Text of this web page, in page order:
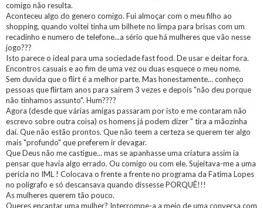
comigo não resulta.
Aconteceu algo do genero comigo. Fui almoçar com o meu filho ao
shopping, quando voltei tinha um bilhete no limpa para brisas com um
recadinho e numero de telefone...a sério que há mulheres que vão nesse
jogo???
Isto parece o ideal para uma sociedade fast food. De usar e deitar fora.
Encontros casuais e ao fim de uma vez ou duas esquece o meu nome.
Sem duvida que o flirt é a melhor parte. Mas honestamente... conheço
pessoas que flirtam anos para sairem 3 vezes e depois "não deu porque
não tinhamos assunto". Hum????
Agora (desde que várias amigas passaram por isto e me contaram não
escrevo sobre outra coisa) os homens já podem dizer " tira a mãozinha
daí. Que não estão prontos. Que não teem a certeza se querem ter algo
mais "profundo" que preferem ir devagar.
Que Deus não me castigue... mas se apanhasse uma criatura assim ia
pensar que havia algo errado. Ou comigo ou com ele. Sujeitava-me a uma
pericia no IML ! Colocava o frente a frente no programa da Fatima Lopes
no poligrafo e só descansava quando dissesse PORQUÊ!!!
As mulheres querem tão pouco.
Queres encantar uma mulher? Interrompe-a a meio de uma conversa com